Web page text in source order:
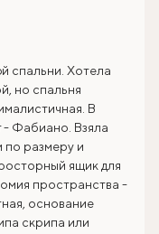
спальни. Хотела
но спальня
В
- Фабиано. Взяла
размеру и
ящик для
пространства -
основание
скрипа или